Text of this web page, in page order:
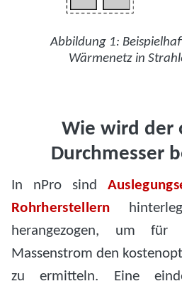
Abbildung 1:
Wärmenetz in
Wie wird der
Durchmesser
In nPro sind
Rohrherstellern
herangezogen, um für
Massenstrom den
zu ermitteln. Eine